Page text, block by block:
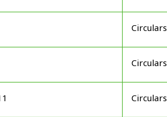
Circulars
Circulars
Circulars